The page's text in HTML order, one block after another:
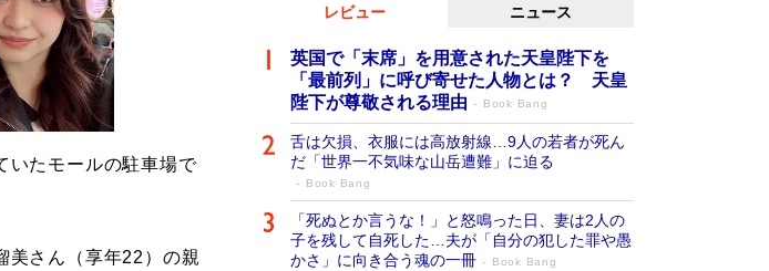
いたモールの駐車場で
美さん（享年22）の親
レビュー ニュース
英国で「末席」を用意された天皇陛下を
「最前列」に呼び寄せた人物とは？ 天皇
陛下が尊敬される理由
Book Bang
舌は欠損、衣服には高放射線…9人の若者が死ん
だ「世界一不気味な山岳遭難」に迫る
Book Bang
「死ぬとか言うな！」と怒鳴った日、妻は2人の
子を残して自死した…夫が「自分の犯した罪や愚
かさ」に向き合う魂の一冊
Book Bang